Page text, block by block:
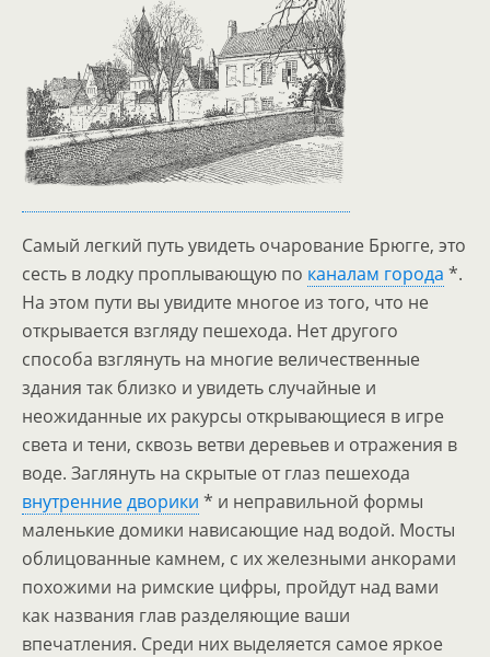
Самый легкий путь увидеть очарование Брюгге, это
сесть в лодку проплывающую по каналам города *.
На этом пути вы увидите многое из того, что не
открывается взгляду пешехода. Нет другого
способа взглянуть на многие величественные
здания так близко и увидеть случайные и
неожиданные их ракурсы открывающиеся в игре
света и тени, сквозь ветви деревьев и отражения в
воде. Заглянуть на скрытые от глаз пешехода
внутренние дворики * и неправильной формы
маленькие домики нависающие над водой. Мосты
облицованные камнем, с их железными анкорами
похожими на римские цифры, пройдут над вами
как названия глав разделяющие ваши
впечатления. Среди них выделяется самое яркое